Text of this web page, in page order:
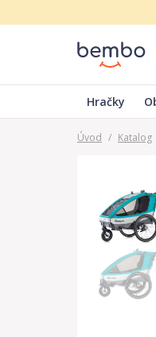
Hračky
Úvod / Katalog